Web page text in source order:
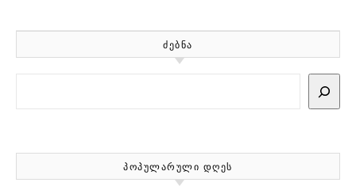
ᲫᲔᲑᲜᲐ
ᲞᲝᲞᲣᲚᲐᲠᲣᲚᲘ ᲓᲦᲔᲡ